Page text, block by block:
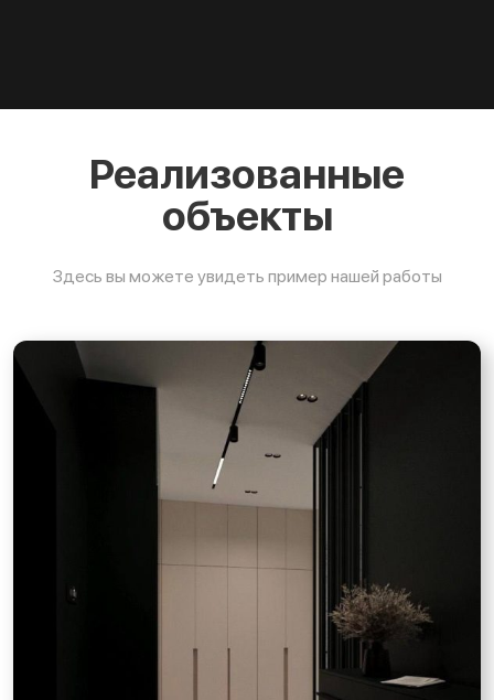
Реализованные
объекты
Здесь вы можете увидеть пример нашей работы